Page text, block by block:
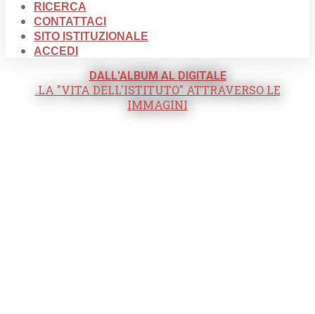
RICERCA
CONTATTACI
SITO ISTITUZIONALE
ACCEDI
DALL'ALBUM AL DIGITALE
.LA "VITA DELL'ISTITUTO" ATTRAVERSO LE
IMMAGINI